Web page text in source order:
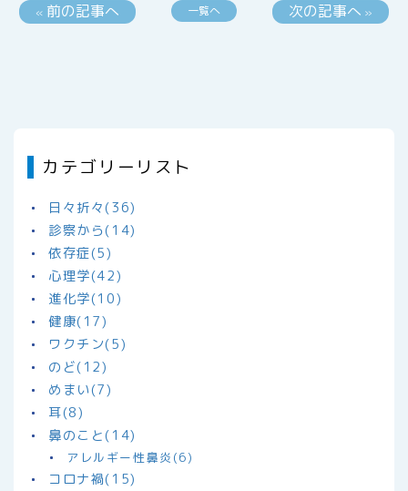
« 前の記事へ 一覧へ 次の記事へ »
カテゴリーリスト
日々折々(36)
診察から(14)
依存症(5)
心理学(42)
進化学(10)
健康(17)
ワクチン(5)
のど(12)
めまい(7)
耳(8)
鼻のこと(14)
アレルギー性鼻炎(6)
コロナ禍(15)